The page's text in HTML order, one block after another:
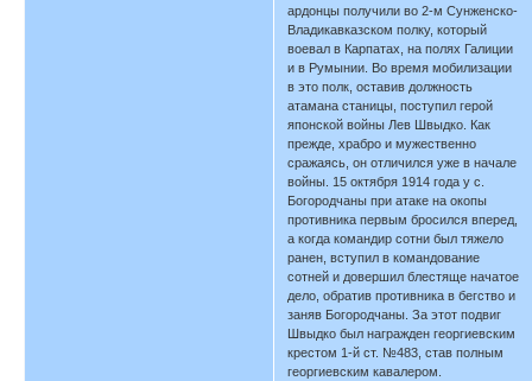
ардонцы получили во 2-м Сунженско-
Владикавказском полку, который
воевал в Карпатах, на полях Галиции
и в Румынии. Во время мобилизации
в это полк, оставив должность
атамана станицы, поступил герой
японской войны Лев Швыдко. Как
прежде, храбро и мужественно
сражаясь, он отличился уже в начале
войны. 15 октября 1914 года у с.
Богородчаны при атаке на окопы
противника первым бросился вперед,
а когда командир сотни был тяжело
ранен, вступил в командование
сотней и довершил блестяще начатое
дело, обратив противника в бегство и
заняв Богородчаны. За этот подвиг
Швыдко был награжден георгиевским
крестом 1-й ст. №483, став полным
георгиевским кавалером.